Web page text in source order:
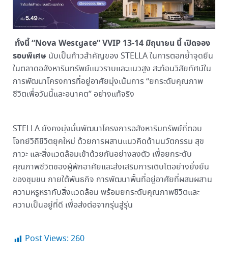
ทั้งนี้ “Nova Westgate”VVIP 13-14 มิถุนายน นี้ เปิดจอง
รอบพิเศษนับเป็นก้าวสำคัญของ STELLA ในการตอกย้ำจุดยืน
ในตลาดอสังหาริมทรัพย์แนวราบและแนวสูง สะท้อนวิสัยทัศน์ใน
การพัฒนาโครงการที่อยู่อาศัยมุ่งเน้นการ “ยกระดับคุณภาพ
ชีวิตเพื่อวันนี้และอนาคต” อย่างแท้จริง
STELLA ยังคงมุ่งมั่นพัฒนาโครงการอสังหาริมทรัพย์ที่ตอบ
โจทย์วิถีชีวิตยุคใหม่ ด้วยการผสานแนวคิดด้านนวัตกรรม สุข
ภาวะ และสิ่งแวดล้อมเข้าด้วยกันอย่างลงตัว เพื่อยกระดับ
คุณภาพชีวิตของผู้พักอาศัยและส่งเสริมการเติบโตอย่างยั่งยืน
ของชุมชน ภายใต้พันธกิจ การพัฒนาพื้นที่อยู่อาศัยที่ผสมผสาน
ความหรูหรากับสิ่งแวดล้อม พร้อมยกระดับคุณภาพชีวิตและ
ความเป็นอยู่ที่ดี เพื่อส่งต่อจากรุ่นสู่รุ่น
Post Views: 260